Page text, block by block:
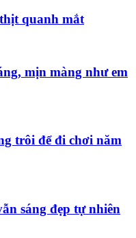
quanh mắt
mịn màng như em
trôi để đi chơi năm
sáng đẹp tự nhiên